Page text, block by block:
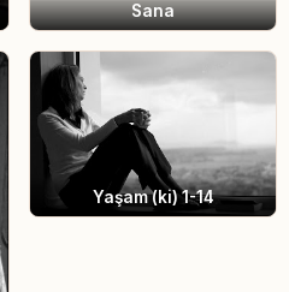
Sana
Yaşam (ki) 1-14